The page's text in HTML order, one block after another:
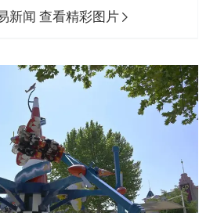
新闻 查看精彩图片